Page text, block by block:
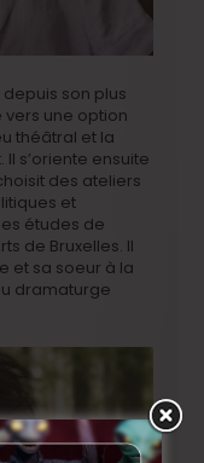
depuis son plus
vers une option
théâtral et la
s’oriente ensuite
des ateliers
et
études de
de Bruxelles. Il
et sa soeur à la
dramaturge